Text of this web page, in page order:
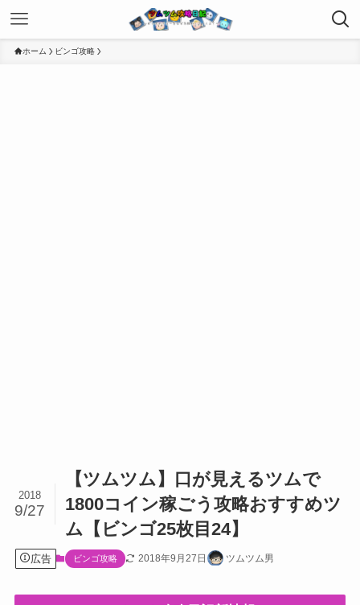
ホーム ビンゴ攻略
【ツムツム】口が見えるツムで
1800コイン稼ごう攻略おすすめツ
ム【ビンゴ25枚目24】
2018
9/27
広告 ビンゴ攻略 2018年9月27日 ツムツム男